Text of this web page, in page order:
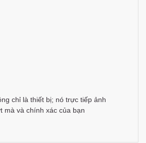
chỉ là thiết bị; nó trực tiếp ảnh
mà và chính xác của bạn